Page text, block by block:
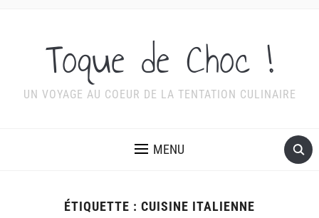
Toque de Choc !
UN VOYAGE AU COEUR DE LA TENTATION CULINAIRE
MENU
ÉTIQUETTE : CUISINE ITALIENNE